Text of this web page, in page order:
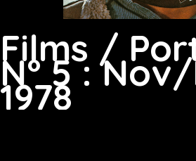
Films /
N° 5 :
1978